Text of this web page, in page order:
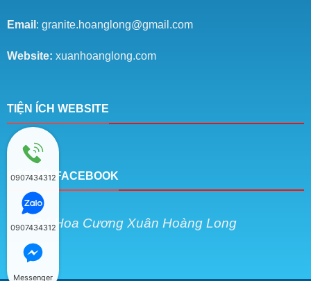
Email : granite.hoanglong@gmail.com
Website: xuanhoanglong.com
TIỆN ÍCH WEBSITE
KẾT NỐI FACEBOOK
Đá Hoa Cương Xuân Hoàng Long
0907434312
0907434312
Messenger